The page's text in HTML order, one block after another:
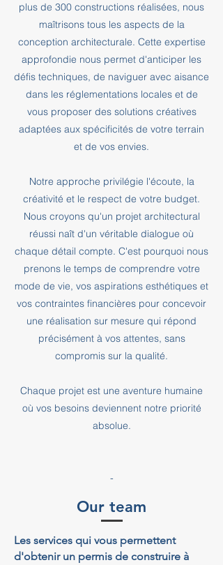
plus de 300 constructions réalisées, nous
maîtrisons tous les aspects de la
conception architecturale. Cette expertise
approfondie nous permet d'anticiper les
défis techniques, de naviguer avec aisance
dans les réglementations locales et de
vous proposer des solutions créatives
adaptées aux spécificités de votre terrain
et de vos envies.
Notre approche privilégie l'écoute, la
créativité et le respect de votre budget.
Nous croyons qu'un projet architectural
réussi naît d'un véritable dialogue où
chaque détail compte. C'est pourquoi nous
prenons le temps de comprendre votre
mode de vie, vos aspirations esthétiques et
vos contraintes financières pour concevoir
une réalisation sur mesure qui répond
précisément à vos attentes, sans
compromis sur la qualité.
Chaque projet est une aventure humaine
où vos besoins deviennent notre priorité
absolue.
-
Our team
Les services qui vous permettent
d'obtenir un permis de construire à